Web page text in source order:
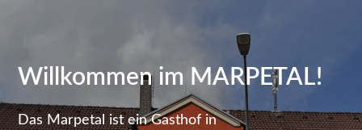
Willkommen im MARPETAL!
Das Marpetal ist ein Gasthof in